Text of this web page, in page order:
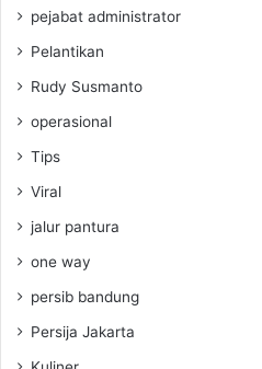
pejabat administrator
Pelantikan
Rudy Susmanto
operasional
Tips
Viral
jalur pantura
one way
persib bandung
Persija Jakarta